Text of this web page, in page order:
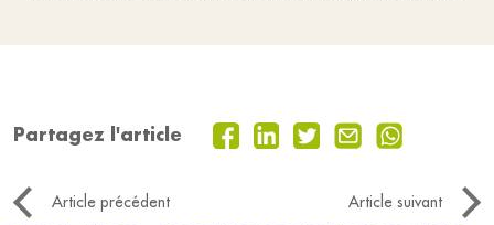
Partagez l'article
Article précédent
Article suivant